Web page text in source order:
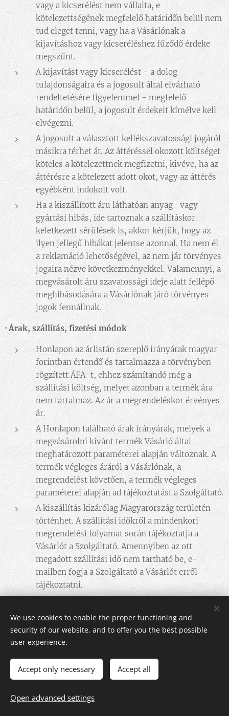
vagy a kicserélést nem vállalta, e
kötelezettségének megfelelő határidőn belül nem
tud eleget tenni, vagy ha a Vásárlónak a
kijavításhoz vagy kicseréléshez fűződő érdeke
megszűnt.
A kijavítást vagy kicserélést - a dolog
tulajdonságaira és a jogosult által elvárható
rendeltetésére figyelemmel - megfelelő
határidőn belül, a jogosult érdekeit kímélve kell
elvégezni.
A jogosult a választott kellékszavatossági jogáról
másikra térhet át. Az áttéréssel okozott költséget
köteles a kötelezettnek megfizetni, kivéve, ha az
áttérésre a kötelezett adott okot, vagy az áttérés
egyébként indokolt volt.
Ha a kiszállított áru láthatóan anyag- vagy
gyártási hibás, ide tartoznak a szállításkor
keletkezett sérülések is, akkor kérjük, hogy az
ilyen jellegű hibákat jelentse azonnal. Ha nem él
a reklamáció lehetőségével, az nem jár törvényes
jogaira nézve következményekkel. Valamennyi, a
megvásárolt áru szavatossági ideje alatt fellépő
meghibásodására a Vásárlónak járó törvényes
jogok fennállnak.
·Árak, szállítás, fizetési módok
Honlapon az árlistán szereplő irányárak magyar
forintban értendő és tartalmazza a törvényben
rögzített ÁFA-t, ehhez számítandó még a
szállítási költség, melyet azonban a termék ára
nem tartalmaz. Az ár a megrendeléskor érvényes
ár.
A Honlapon található árak irányárak, melyek a
megvásárolni kívánt termék Vásárló által
meghatározott paraméterei alapján változnak. A
termék végleges áráról a Vásárlónak, a
megrendelést követően, a termék végleges
paraméterei alapján ad tájékoztatást a Szolgáltató.
A kiszállítás kizárólag Magyarország területén
történhet. A szállítási időkről a mindenkori
megrendelési folyamat során tájékoztatja a
Vásárlót a Szolgáltató. Amennyiben az ott
megadott szállítási idő nem tartható be, e-
mailben fogja a Szolgáltató a Vásárlót erről
tájékoztatni.
banki átutalással történik a Szolgáltatónak, a
megrendelést követő tájékoztatása alapján.
Szállítási költségek és idő
A megrendelt terméknek a Vásárló által megadott
címre történő szállítása a Szolgáltató
tájékoztatása alapján meghatározott
futárszolgálattal, paraméterekkel, illetve
We use cookies to enable the proper functioning and
security of our website, and to offer you the best possible
user experience.
Accept only necessary Accept all
Open advanced settings